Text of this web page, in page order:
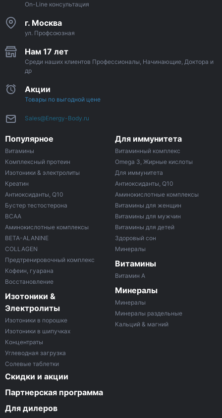
On-Line консультация
г. Москва
ул. Профсоюзная
Нам 17 лет
Среди наших клиентов Профессионалы, Начинающие, Доктора и
др
Акции
Товары по выгодной цене
Sales@Energy-Body.ru
Популярное
Витамины
Комплексный протеин
Изотоники & электролиты
Креатин
Антиоксиданты, Q10
Бустер тестостерона
ВСАА
Аминокислотные комплексы
BETA-ALANINE
COLLAGEN
Предтренировочный комплекс
Кофеин, гуарана
Восстановление
Изотоники &
Электролиты
Изотоники в порошке
Изотоники в шипучках
Концентраты
Углеводная загрузка
Солевые таблетки
Для иммунитета
Витаминный комплекс
Omega 3, Жирные кислоты
Для иммунитета
Антиоксиданты, Q10
Аминокислотные комплексы
Витамины для женщин
Витамины для мужчин
Витамины для детей
Здоровый сон
Минералы
Витамины
Витамин A
Минералы
Минералы
Минералы раздельные
Кальций & магний
Скидки и акции
Партнерская программа
Для дилеров